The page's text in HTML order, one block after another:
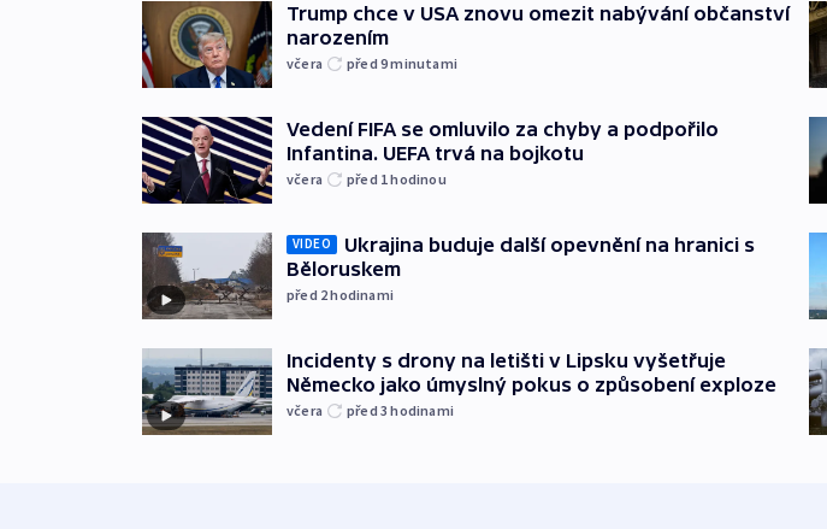
Trump chce v USA znovu omezit nabývání občanství
narozením
včera před 9minutami
Vedení FIFA se omluvilo za chyby a podpořilo
Infantina. UEFA trvá na bojkotu
včera před 1hodinou
VIDEO
Ukrajina buduje další opevnění na hranici s
Běloruskem
před 2hodinami
Incidenty s drony na letišti v Lipsku vyšetřuje
Německo jako úmyslný pokus o způsobení exploze
včera před 3hodinami